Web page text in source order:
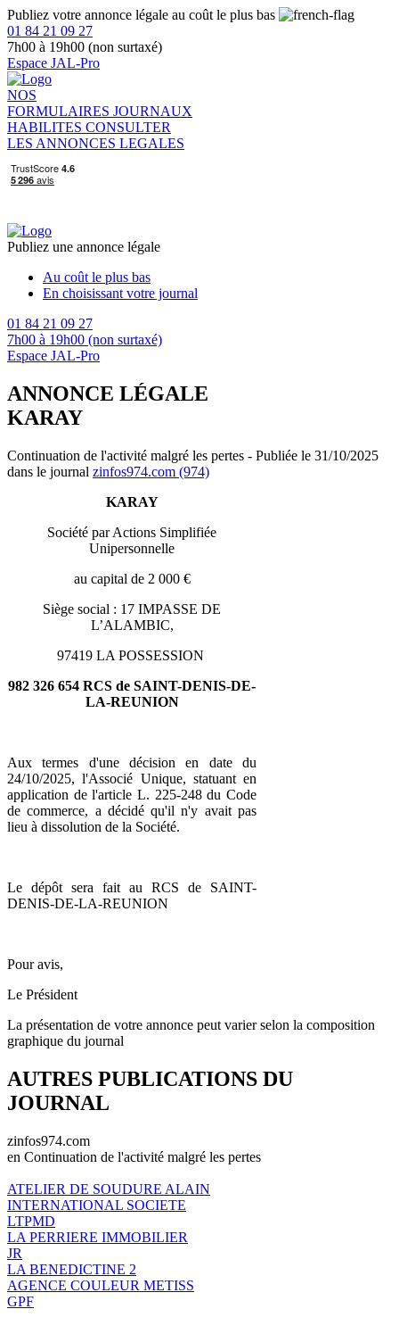
Publiez votre annonce légale au coût le plus bas
01 84 21 09 27
7h00 à 19h00 (non surtaxé)
Espace JAL-Pro
NOS
FORMULAIRES JOURNAUX
HABILITES CONSULTER
LES ANNONCES LEGALES
Publiez une annonce légale
Au coût le plus bas
En choisissant votre journal
01 84 21 09 27
7h00 à 19h00 (non surtaxé)
Espace JAL-Pro
ANNONCE LÉGALE
KARAY
Continuation de l'activité malgré les pertes - Publiée le 31/10/2025
dans le journal zinfos974.com (974)
KARAY
Société par Actions Simplifiée
Unipersonnelle
au capital de 2 000 €
Siège social : 17 IMPASSE DE
L’ALAMBIC,
97419 LA POSSESSION
982 326 654 RCS de SAINT-DENIS-DE-
LA-REUNION
Aux termes d'une décision en date du
24/10/2025, l'Associé Unique, statuant en
application de l'article L. 225-248 du Code
de commerce, a décidé qu'il n'y avait pas
lieu à dissolution de la Société.
Le dépôt sera fait au RCS de SAINT-
DENIS-DE-LA-REUNION
Pour avis,
Le Président
La présentation de votre annonce peut varier selon la composition
graphique du journal
AUTRES PUBLICATIONS DU
JOURNAL
zinfos974.com
en Continuation de l'activité malgré les pertes
ATELIER DE SOUDURE ALAIN
INTERNATIONAL SOCIETE
LTPMD
LA PERRIERE IMMOBILIER
JR
LA BENEDICTINE 2
AGENCE COULEUR METISS
GPF